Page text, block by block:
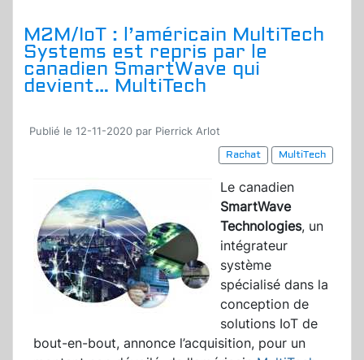
M2M/IoT : l’américain MultiTech
Systems est repris par le
canadien SmartWave qui
devient… MultiTech
Publié le 12-11-2020 par Pierrick Arlot
Rachat
MultiTech
Le canadien
SmartWave
Technologies, un
intégrateur
système
spécialisé dans la
conception de
solutions IoT de
bout-en-bout, annonce l’acquisition, pour un